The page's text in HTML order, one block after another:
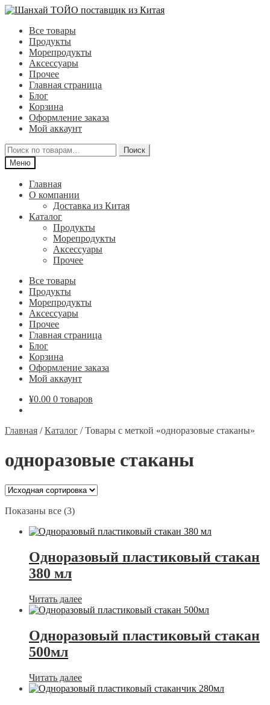
Перейти
навигации
Перейти
содержимому
Все товары
Продукты
Морепродукты
Аксессуары
Прочее
Главная страница
Блог
Корзина
Оформление заказа
Мой аккаунт
Искать:
Поиск
Меню
Главная
О компании
Доставка из Китая
Каталог
Продукты
Морепродукты
Аксессуары
Прочее
Все товары
Продукты
Морепродукты
Аксессуары
Прочее
Главная страница
Блог
Корзина
Оформление заказа
Мой аккаунт
¥0.00 0 товаров
Главная /Каталог /Товары с меткой «одноразовые стаканы»
одноразовые стаканы
Показаны все (3)
Одноразовый пластиковый стакан
380 мл
Читать далее
Одноразовый пластиковый стакан
500мл
Читать далее